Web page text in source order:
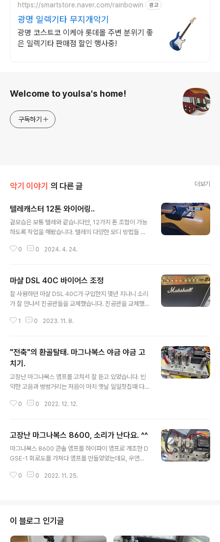
https://smartstore.naver.com/rainbowin 광고
광명 일렉기타 무지개악기
광명 코스트코 이케아 롯데몰 주변 분위기 좋
은 일렉기타 판매점 할인 행사중!
Welcome to youlsa's home!
구독하기
악기 이야기 의 다른 글 더보기
텔레캐스터 12톤 와이어링..
겉모습은 보통 텔레와 같습니다만, 12가지 톤 조합이 가능
하도록 작업을 해봤습니다. 텔레의 다양한 모디 방법들 보
방법들은 아래와 같습니다. 4단 스위치 모디 : 제일 많이 하
혹은 리어-병렬-프론트-직렬 [배선도] 5단 스위치 모디 :
수퍼 스위치를 이용한 5단. 리어-직렬(페이즈아웃)-병렬-
직렬-프론트 [배선도] 페이즈 아웃 스위치 추가: 스위치를
픽업 신호가 볼륨과 톤을 거치지 않고 출력. 50년대 레스
0 0 2024. 4. 24.
마샬 DSL 40C 바이어스 조정
잘 사용하던 마샬 DSL 40C가 구입한지 몇년 지나니 소리
가 잘 안나서 진공관들을 교체했습니다. 진공관을 교체했
를 보진 않았지만 마샬 앰프는 출력관인 EL34가 2개가 장
맡아서 증폭을 한 후에 합쳐서 하나의 파형을 만들어 출력
하는 방식입니다. 두 출력관의 특성이 다르거나 바이어스
가 다르게 잡혀 있으면 푸쉬-풀 앰프 특유의 왜곡이 생기게
됩니다. 아래 그래프가 아주 정확한건 아니지만... 대충 왜
특성이 같은 경우가 드물어서 기타 앰프의 진공관을 교체
1 0 2023. 11. 8.
"전축"의 환골탈태. 마그나복스 야금 야금 고
치기.
고장난 마그나복스 앰프를 고쳐서 잘 듣고 있었습니다. 빈
약한 고음과 벙벙거리는 저음이 마치 옛날 일일찻집때 다
니다...........만 .... 좋은것도 하루 이틀이죠.. 몇 일 이걸로만
나 둘씩 손을 대기 시작했습니다.. 처음 모습은 정말 썩어가
는 모습.. 내부 모습입니다. 접지를 아무데나 막 잡아서 쓰
는거 하며 배선이 정말 엉망진창인 듯 보이기는 한데, 보기
선들을 꽁꽁 묶은 후에 납땜을 해놔서 엄청 튼튼합니다. 덕
0 0 2022. 12. 12.
고장난 마그나복스 8600, 소리가 난다요. ^^
마그나복스 8600 콘솔 앰프를 하이파이 앰프로 개조한 D
GSE-1 회로도를 가져다 앰프를 만들었었는데요, 우연한
놨었습니다. https://youlsa.com/196 ​ 고장이 났다고
음 잡고 붙잡고 앉아서 자세히 들여다 봤습니다. ​ 분명히 고
장이 나서 소리가 안난다고 했으니 전원은 넣지 않고, 이래
저래 테스터 대보고 상태를 살펴보니 의외로 대부분의 부
0 0 2022. 11. 25.
이 블로그 인기글